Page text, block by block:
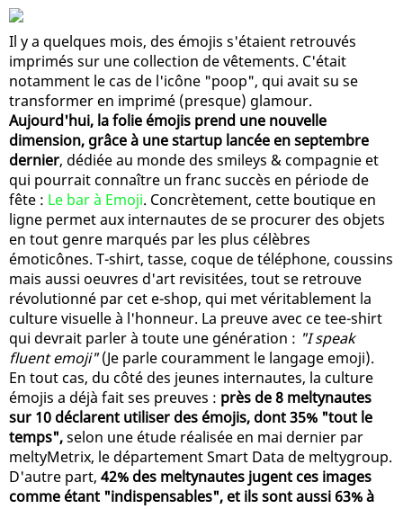
Il y a quelques mois, des émojis s'étaient retrouvés
imprimés sur une collection de vêtements. C'était
notamment le cas de l'icône "poop", qui avait su se
transformer en imprimé (presque) glamour.
Aujourd'hui, la folie émojis prend une nouvelle
dimension, grâce à une startup lancée en septembre
dernier, dédiée au monde des smileys & compagnie et
qui pourrait connaître un franc succès en période de
fête : Le bar à Emoji. Concrètement, cette boutique en
ligne permet aux internautes de se procurer des objets
en tout genre marqués par les plus célèbres
émoticônes. T-shirt, tasse, coque de téléphone, coussins
mais aussi oeuvres d'art revisitées, tout se retrouve
révolutionné par cet e-shop, qui met véritablement la
culture visuelle à l'honneur. La preuve avec ce tee-shirt
qui devrait parler à toute une génération : "I speak
fluent emoji"(Je parle couramment le langage emoji).
En tout cas, du côté des jeunes internautes, la culture
émojis a déjà fait ses preuves : près de 8 meltynautes
sur 10 déclarent utiliser des émojis, dont 35% "tout le
temps",selon une étude réalisée en mai dernier par
meltyMetrix, le département Smart Data de meltygroup.
D'autre part, 42% des meltynautes jugent ces images
comme étant "indispensables", et ils sont aussi 63% à